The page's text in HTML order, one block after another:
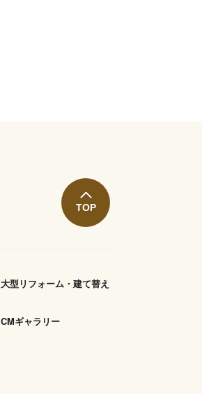
TOP
大型リフォーム・建て替え
CMギャラリー